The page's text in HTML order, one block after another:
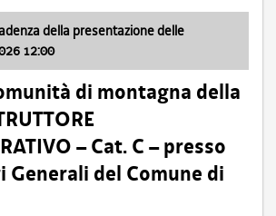
della presentazione delle
12:00
di montagna della
– Cat. C – presso
Generali del Comune di